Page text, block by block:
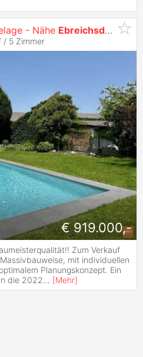
- Nähe Ebreichsdorf
/ 5 Zimmer
€ 919.000,-
Zum Verkauf
mit individuellen
Planungskonzept. Ein
die 2022... [Mehr]